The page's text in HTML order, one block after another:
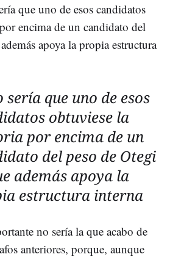
que uno de esos candidatos
encima de un candidato del
apoya la propia estructura
sería que uno de esos
obtuviese la
por encima de un
del peso de Otegi
además apoya la
estructura interna
no sería la que acabo de
anteriores, porque, aunque